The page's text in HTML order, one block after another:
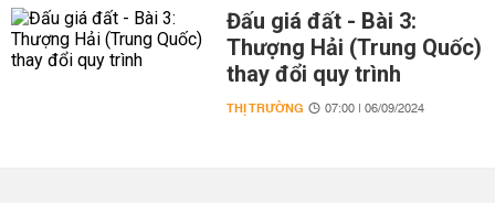
Đấu giá đất - Bài 3:
Thượng Hải (Trung Quốc)
thay đổi quy trình
THỊ TRƯỜNG 07:00 | 06/09/2024